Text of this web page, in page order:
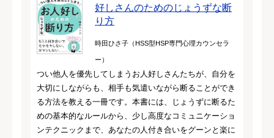
好しさんのためのじょうずな断
り方
時田ひさ子（HSS型HSP専門心理カウンセラ
ー）
つい他人を優先してしまうお人好しさんたちが、自分を
大切にしながらも、相手も気遣いながら断ることができ
る方法を教える一冊です。本書には、じょうずに断るた
めの基本的なルールから、少し高度なコミュニケーショ
ンテクニックまで、あなたの人付き合いをグーンと楽に